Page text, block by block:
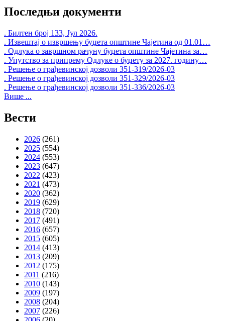
Последњи документи
. Билтен број 133, Јул 2026.
. Извештај о извршењу буџета општине Чајетина од 01.01…
. Одлука о завршном рачуну буџета општине Чајетина за…
. Упутство за припрему Одлуке о буџету за 2027. годину…
. Решење о грађевинској дозволи 351-319/2026-03
. Решење о грађевинској дозволи 351-329/2026-03
. Решење о грађевинској дозволи 351-336/2026-03
Више ...
Вести
2026 (261)
2025 (554)
2024 (553)
2023 (647)
2022 (423)
2021 (473)
2020 (362)
2019 (629)
2018 (720)
2017 (491)
2016 (657)
2015 (605)
2014 (413)
2013 (209)
2012 (175)
2011 (216)
2010 (143)
2009 (197)
2008 (204)
2007 (226)